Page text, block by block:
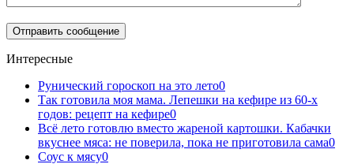
Интересные
Рунический гороскоп на это лето0
Так готовила моя мама. Лепешки на кефире из 60-х
годов: рецепт на кефире0
Всё лето готовлю вместо жареной картошки. Кабачки
вкуснее мяса: не поверила, пока не приготовила сама0
Соус к мясу0